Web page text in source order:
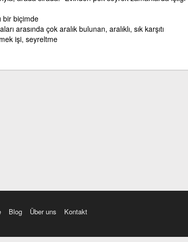
bir biçimde
arasında çok aralık bulunan, aralıklı, sık karşıtı
işi, seyreltme
Blog Über uns Kontakt